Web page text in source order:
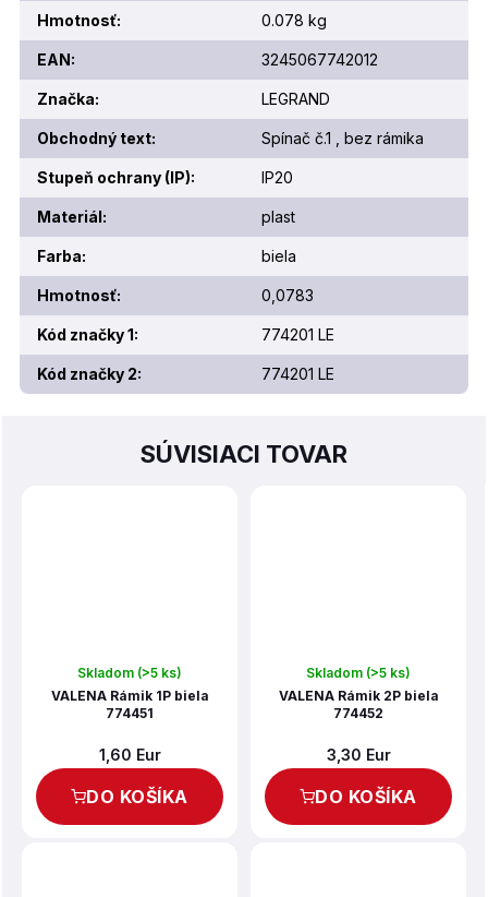
Hmotnosť: 0.078 kg
EAN: 3245067742012
Značka: LEGRAND
Obchodný text: Spínač č.1 , bez rámika
Stupeň ochrany (IP): IP20
Materiál: plast
Farba: biela
Hmotnosť: 0,0783
Kód značky 1: 774201 LE
Kód značky 2: 774201 LE
SÚVISIACI TOVAR
Skladom (>5 ks)
VALENA Rámik 1P biela
774451
1,60 Eur
DO KOŠÍKA
Skladom (>5 ks)
VALENA Rámik 2P biela
774452
3,30 Eur
DO KOŠÍKA